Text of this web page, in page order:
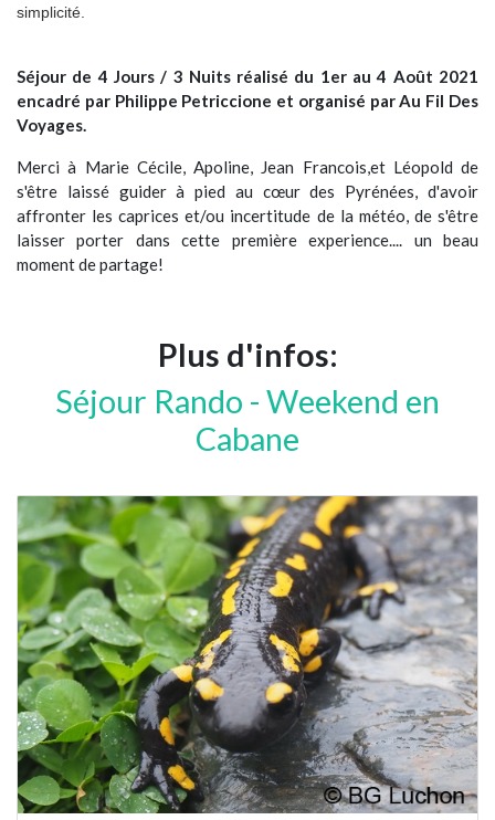
simplicité.
Séjour de 4 Jours / 3 Nuits réalisé du 1er au 4 Août 2021
encadré par Philippe Petriccione et organisé par Au Fil Des
Voyages.
Merci à Marie Cécile, Apoline, Jean Francois,et Léopold de
s'être laissé guider à pied au cœur des Pyrénées, d'avoir
affronter les caprices et/ou incertitude de la météo, de s'être
laisser porter dans cette première experience.... un beau
moment de partage!
Plus d'infos:
Séjour Rando - Weekend en
Cabane